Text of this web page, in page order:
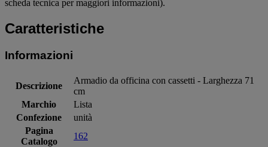
scheda tecnica per maggiori informazioni).
Caratteristiche
Informazioni
Descrizione
Armadio da officina con cassetti - Larghezza 71
cm
Marchio
Lista
Confezione
unità
Pagina
Catalogo
162